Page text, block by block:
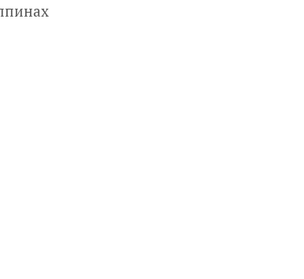
инвесторов
использовании материалов гиперссылка обязательна.